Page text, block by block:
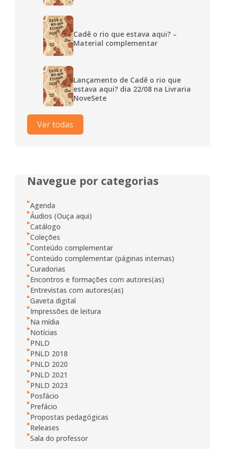
Cadê o rio que estava aqui? –
Material complementar
Lançamento de Cadê o rio que
estava aqui? dia 22/08 na Livraria
NoveSete
Ver todas
Navegue por categorias
Agenda
Áudios (Ouça aqui)
Catálogo
Coleções
Conteúdo complementar
Conteúdo complementar (páginas internas)
Curadorias
Encontros e formações com autores(as)
Entrevistas com autores(as)
Gaveta digital
Impressões de leitura
Na mídia
Notícias
PNLD
PNLD 2018
PNLD 2020
PNLD 2021
PNLD 2023
Posfácio
Prefácio
Propostas pedagógicas
Releases
Sala do professor